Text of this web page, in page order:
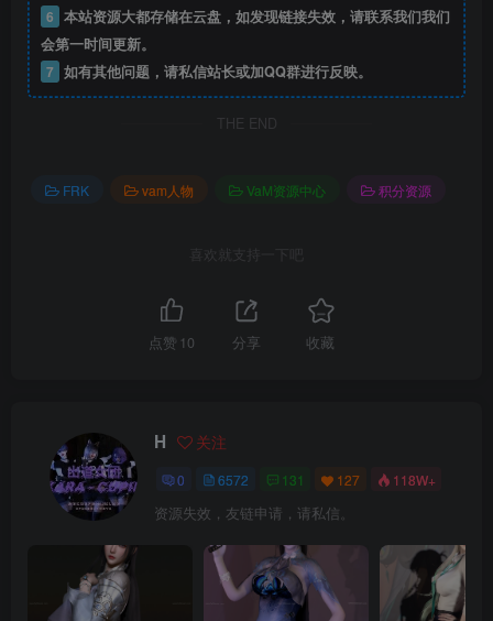
6 本站资源大都存储在云盘，如发现链接失效，请联系我们我们
会第一时间更新。
7 如有其他问题，请私信站长或加QQ群进行反映。
THE END
FRK vam人物 VaM资源中心 积分资源
喜欢就支持一下吧
点赞 10 分享 收藏
H 关注
0 6572 131 127 118W+
资源失效，友链申请，请私信。